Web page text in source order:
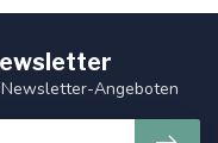
Angeboten